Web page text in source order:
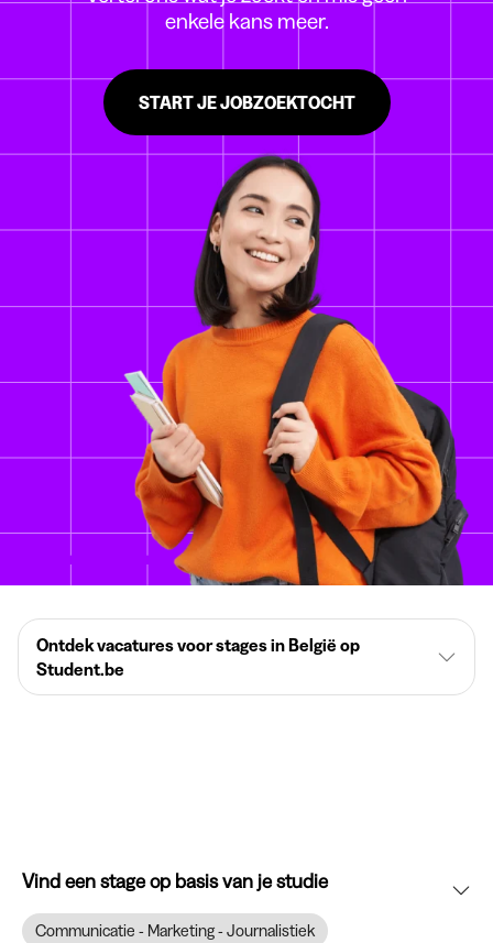
enkele kans meer.
START JE JOBZOEKTOCHT
Ontdek vacatures voor stages in België op
Student.be
Vind een stage op basis van je studie
Communicatie - Marketing - Journalistiek